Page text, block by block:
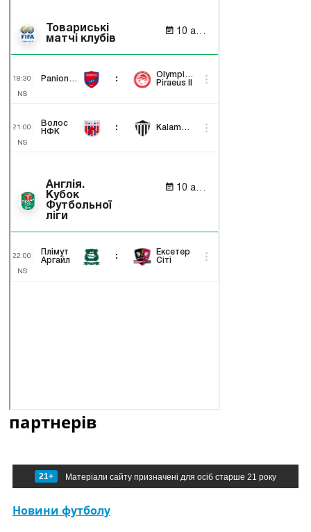
партнерів
21+ Матеріали сайту призначені для осіб старше 21 року
Новини футболу